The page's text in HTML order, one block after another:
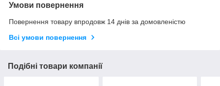
Умови повернення
Повернення товару впродовж 14 днів за домовленістю
Всі умови повернення
Подібні товари компанії